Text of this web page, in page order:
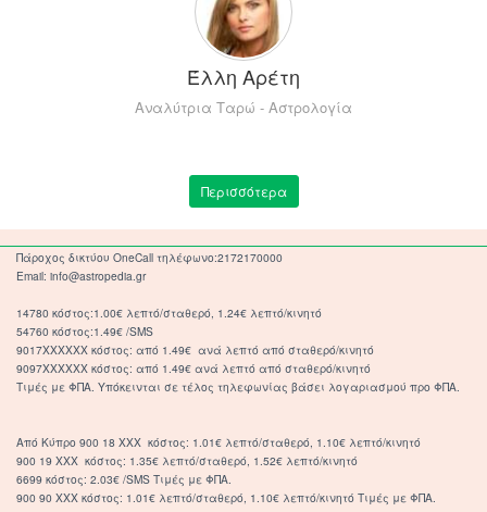
Έλλη Αρέτη
Αναλύτρια Ταρώ - Αστρολογία
Περισσότερα
Πάροχος δικτύου OneCall τηλέφωνο:2172170000
Email: info@astropedia.gr
14780 κόστος:1.00€ λεπτό/σταθερό, 1.24€ λεπτό/κινητό
54760 κόστος:1.49€ /SMS
9017XXXXXX κόστος: από 1.49€ ανά λεπτό από σταθερό/κινητό
9097XXXXXX κόστος: από 1.49€ ανά λεπτό από σταθερό/κινητό
Τιμές με ΦΠΑ. Υπόκεινται σε τέλος τηλεφωνίας βάσει λογαριασμού προ ΦΠΑ.
Από Κύπρο 900 18 ΧΧΧ κόστος: 1.01€ λεπτό/σταθερό, 1.10€ λεπτό/κινητό
900 19 ΧΧΧ κόστος: 1.35€ λεπτό/σταθερό, 1.52€ λεπτό/κινητό
6699 κόστος: 2.03€ /SMS Τιμές με ΦΠΑ.
900 90 XXX κόστος: 1.01€ λεπτό/σταθερό, 1.10€ λεπτό/κινητό Τιμές με ΦΠΑ.